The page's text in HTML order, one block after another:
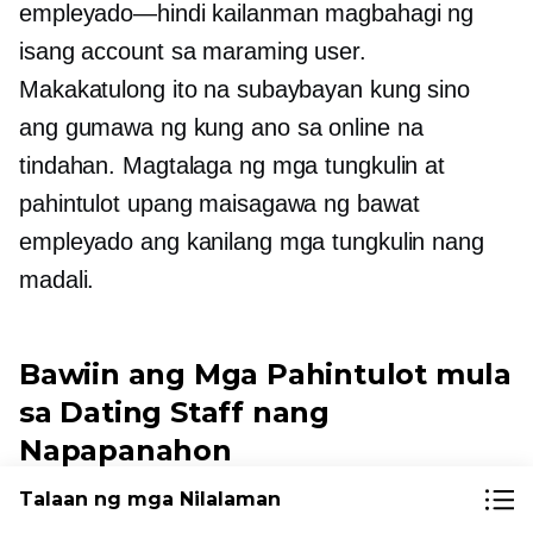
empleyado—hindi kailanman magbahagi ng
isang account sa maraming user.
Makakatulong ito na subaybayan kung sino
ang gumawa ng kung ano sa online na
tindahan. Magtalaga ng mga tungkulin at
pahintulot upang maisagawa ng bawat
empleyado ang kanilang mga tungkulin nang
madali.
Bawiin ang Mga Pahintulot mula
sa Dating Staff nang
Napapanahon
Upang matiyak ang kahusayan ng iyong
Talaan ng mga Nilalaman